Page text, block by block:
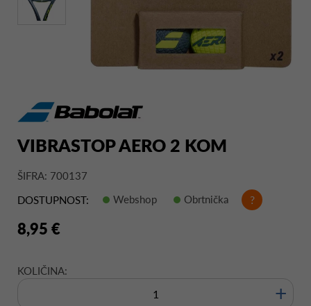
VIBRASTOP AERO 2 KOM
ŠIFRA: 700137
DOSTUPNOST:
Webshop Obrtnička ?
8,95 €
KOLIČINA:
+